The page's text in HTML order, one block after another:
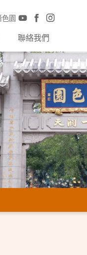
園
聯絡我們